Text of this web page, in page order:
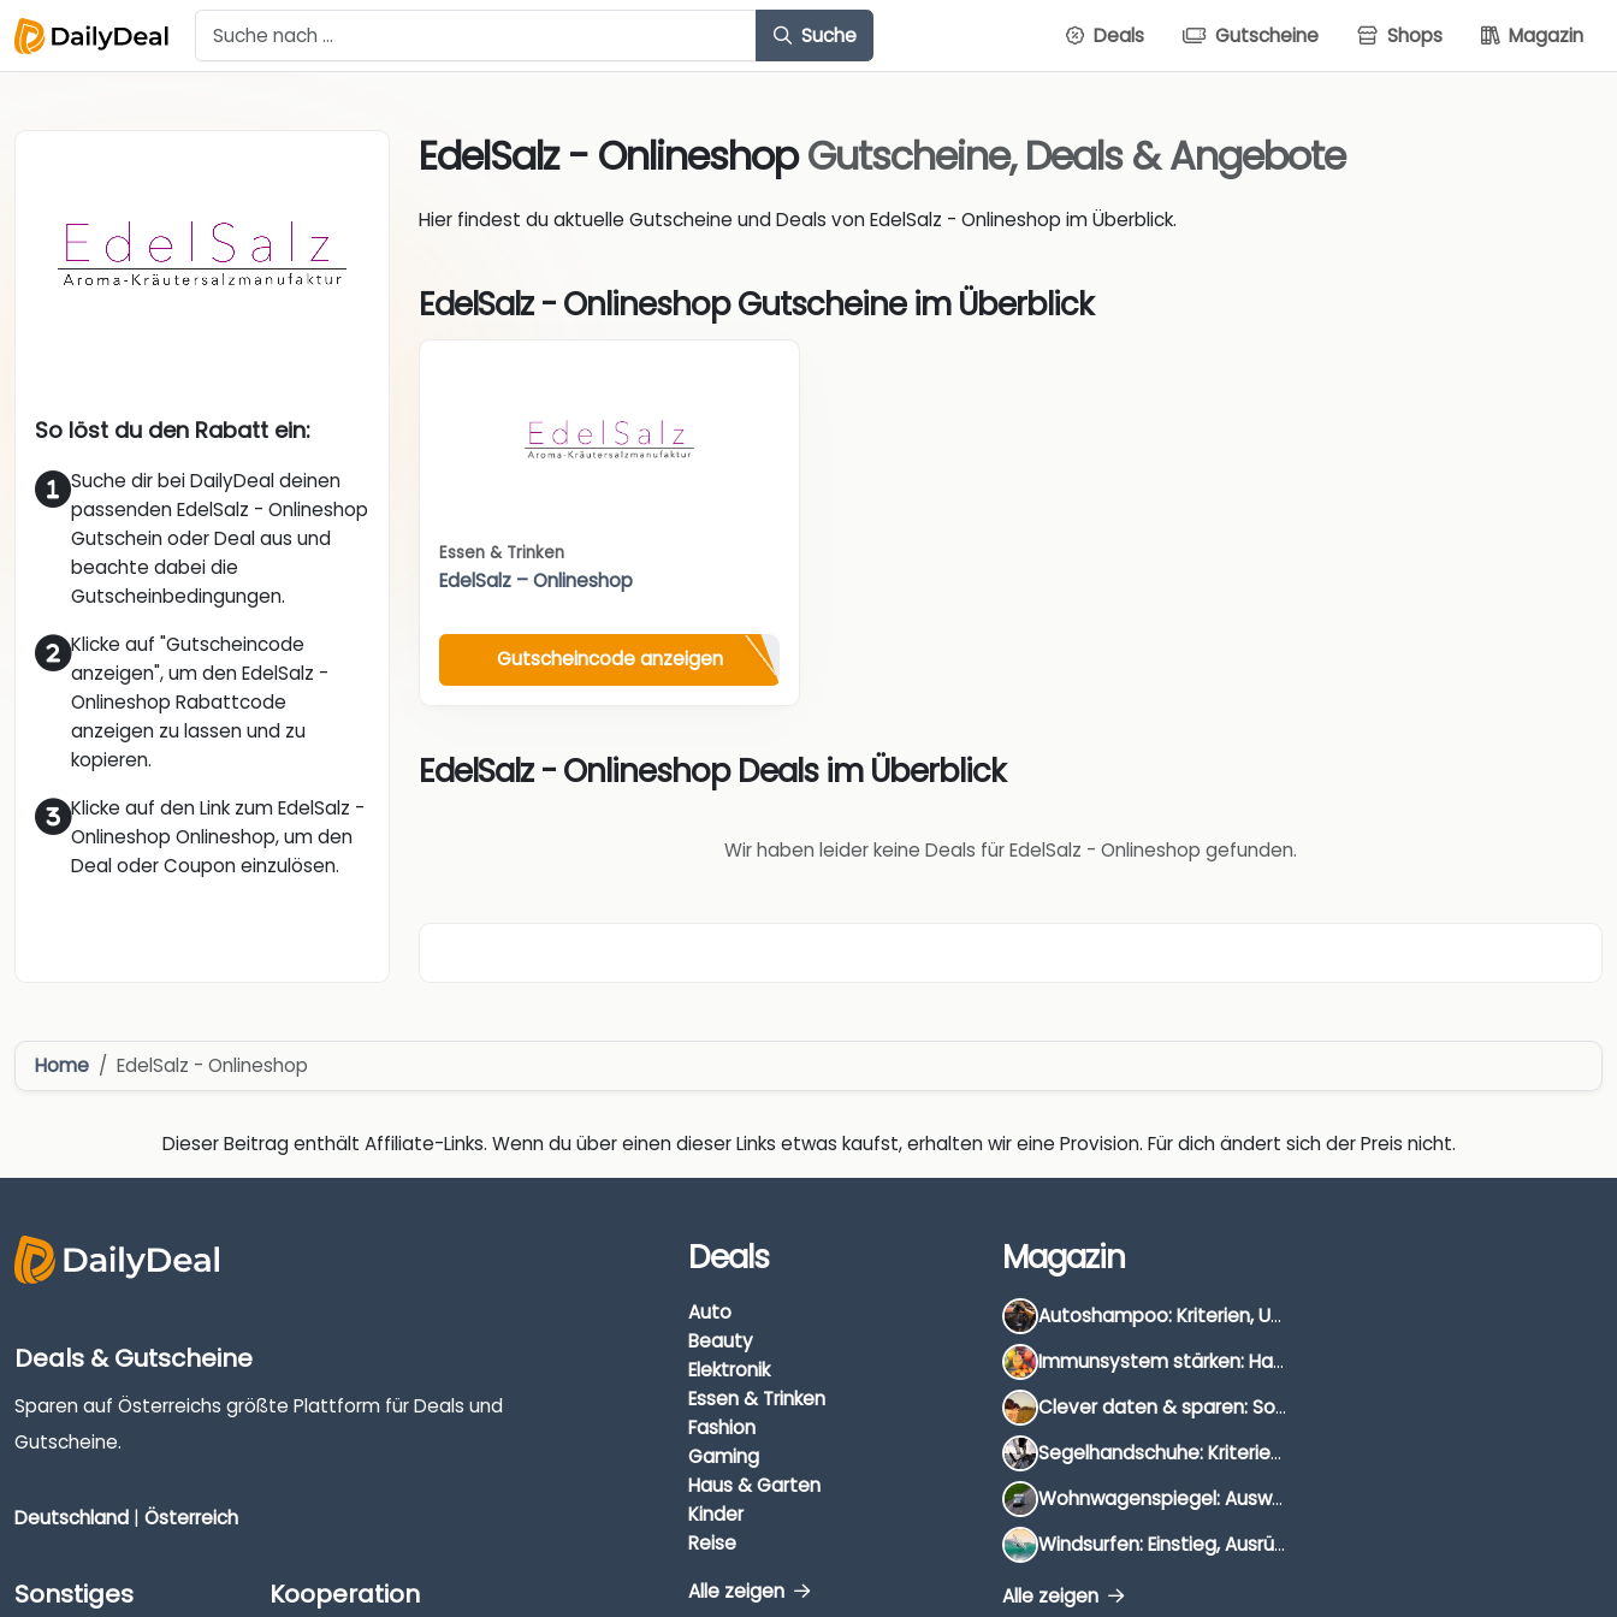
Suche Deals Gutscheine Shops Magazin
So löst du den Rabatt ein:
Suche dir bei DailyDeal deinen
passenden EdelSalz - Onlineshop
Gutschein oder Deal aus und
beachte dabei die
Gutscheinbedingungen.
Klicke auf "Gutscheincode
anzeigen", um den EdelSalz -
Onlineshop Rabattcode
anzeigen zu lassen und zu
kopieren.
Klicke auf den Link zum EdelSalz -
Onlineshop Onlineshop, um den
Deal oder Coupon einzulösen.
EdelSalz - OnlineshopGutscheine, Deals & Angebote
Hier findest du aktuelle Gutscheine und Deals von EdelSalz - Onlineshop im Überblick.
EdelSalz - Onlineshop Gutscheine im Überblick
Essen & Trinken
EdelSalz – Onlineshop
Gutscheincode anzeigen
EdelSalz - Onlineshop Deals im Überblick
Wir haben leider keine Deals für EdelSalz - Onlineshop gefunden.
Home EdelSalz - Onlineshop
Dieser Beitrag enthält Affiliate-Links. Wenn du über einen dieser Links etwas kaufst, erhalten wir eine Provision. Für dich ändert sich der Preis nicht.
Deals & Gutscheine
Sparen auf Österreichs größte Plattform für Deals und
Gutscheine.
Deutschland | Österreich
Sonstiges Kooperation
Deals
Auto
Beauty
Elektronik
Essen & Trinken
Fashion
Gaming
Haus & Garten
Kinder
Reise
Alle zeigen
Magazin
Autoshampoo: Kriterien, Unterschiede & Anwendung
Immunsystem stärken: Hausmittel, Vitamine & Wissenswertes
Clever daten & sparen: So findest du die besten Deals für Dates und Unternehmungen
Segelhandschuhe: Kriterien, Materialien & Tipps
Wohnwagenspiegel: Auswahl, Preise & Montage
Windsurfen: Einstieg, Ausrüstung & Tipps
Alle zeigen